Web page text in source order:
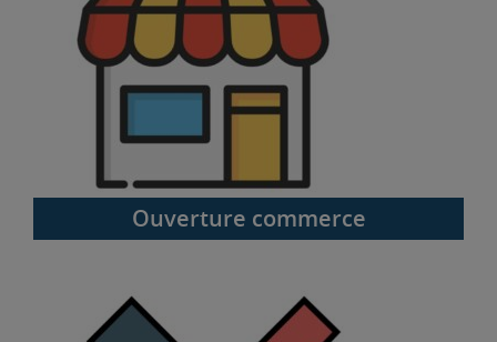
Ouverture commerce